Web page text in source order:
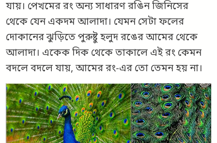
যায়। পেখমের রং অন্য সাধারণ রঙিন জিনিসের
থেকে যেন একদম আলাদা। যেমন সেটা ফলের
দোকানের ঝুড়িতে পুরুষ্টু হলুদ রঙের আমের থেকে
আলাদা। একেক দিক থেকে তাকালে এই রং কেমন
বদলে বদলে যায়, আমের রং-এর তো তেমন হয় না।